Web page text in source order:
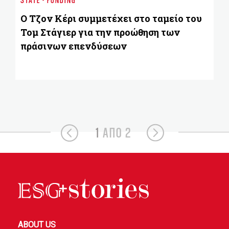
Ο Τζον Κέρι συμμετέχει στο ταμείο του
Τομ Στάγιερ για την προώθηση των
πράσινων επενδύσεων
1 ΑΠΟ 2
ABOUT US